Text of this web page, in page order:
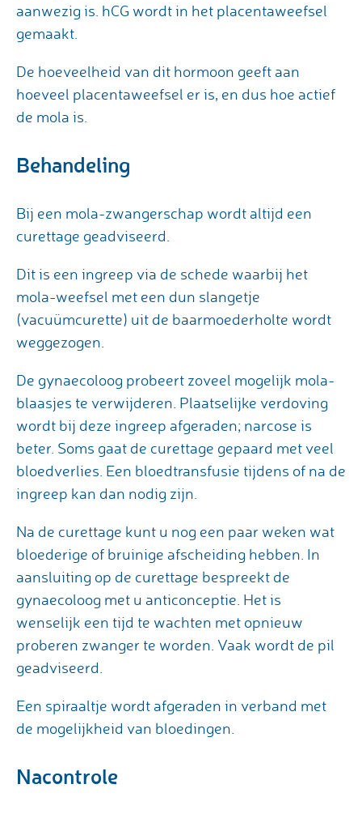
aanwezig is. hCG wordt in het placentaweefsel
gemaakt.
De hoeveelheid van dit hormoon geeft aan
hoeveel placentaweefsel er is, en dus hoe actief
de mola is.
Behandeling
Bij een mola-zwangerschap wordt altijd een
curettage geadviseerd.
Dit is een ingreep via de schede waarbij het
mola-weefsel met een dun slangetje
(vacuümcurette) uit de baarmoederholte wordt
weggezogen.
De gynaecoloog probeert zoveel mogelijk mola-
blaasjes te verwijderen. Plaatselijke verdoving
wordt bij deze ingreep afgeraden; narcose is
beter. Soms gaat de curettage gepaard met veel
bloedverlies. Een bloedtransfusie tijdens of na de
ingreep kan dan nodig zijn.
Na de curettage kunt u nog een paar weken wat
bloederige of bruinige afscheiding hebben. In
aansluiting op de curettage bespreekt de
gynaecoloog met u anticonceptie. Het is
wenselijk een tijd te wachten met opnieuw
proberen zwanger te worden. Vaak wordt de pil
geadviseerd.
Een spiraaltje wordt afgeraden in verband met
de mogelijkheid van bloedingen.
Nacontrole